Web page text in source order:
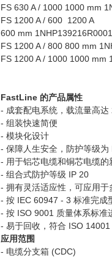
FS 630 A / 1000 1000 mm
FS 1200 A / 600 1200 A
600 mm 1NHP139216R0001
FS 1200 A / 800 800 mm
FS 1200 A / 1000 1000 mm
FastLine 的产品属性
- 成套配电系统，载流量高达
- 组装快速简便
- 模块化设计
- 保障人生安全，防护等级为
- 用于铝芯电缆和铜芯电缆的
- 组合式防护等级 IP 20
- 拥有灵活适应性，可应用于
- 按 IEC 60947 - 3 标准完成
- 按 ISO 9001 质量体系标准
- 易于回收，符合 ISO
应用范围
- 电缆分支箱 (CDC)